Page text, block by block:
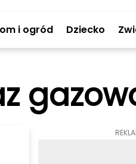
i ogród Dziecko